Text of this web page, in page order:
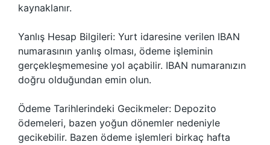
kaynaklanır.
Yanlış Hesap Bilgileri: Yurt idaresine verilen IBAN
numarasının yanlış olması, ödeme işleminin
gerçekleşmemesine yol açabilir. IBAN numaranızın
doğru olduğundan emin olun.
Ödeme Tarihlerindeki Gecikmeler: Depozito
ödemeleri, bazen yoğun dönemler nedeniyle
gecikebilir. Bazen ödeme işlemleri birkaç hafta